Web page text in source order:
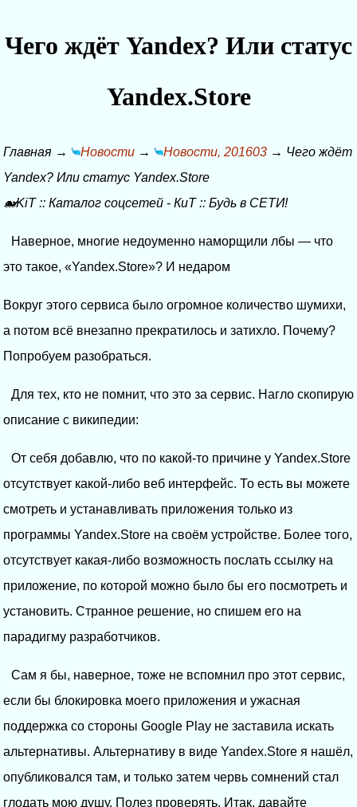
Чего ждёт Yandex? Или статус
Yandex.Store
Главная → Новости → Новости, 201603 → Чего ждёт
Yandex? Или статус Yandex.Store
🐋KiT:: Каталог соцсетей - КиТ:: Будь в СЕТИ!
Наверное, многие недоуменно наморщили лбы — что
это такое, «Yandex.Store»? И недаром
Вокруг этого сервиса было огромное количество шумихи,
а потом всё внезапно прекратилось и затихло. Почему?
Попробуем разобраться.
Для тех, кто не помнит, что это за сервис. Нагло скопирую
описание с википедии:
От себя добавлю, что по какой-то причине у Yandex.Store
отсутствует какой-либо веб интерфейс. То есть вы можете
смотреть и устанавливать приложения только из
программы Yandex.Store на своём устройстве. Более того,
отсутствует какая-либо возможность послать ссылку на
приложение, по которой можно было бы его посмотреть и
установить. Странное решение, но спишем его на
парадигму разработчиков.
Сам я бы, наверное, тоже не вспомнил про этот сервис,
если бы блокировка моего приложения и ужасная
поддержка со стороны Google Play не заставила искать
альтернативы. Альтернативу в виде Yandex.Store я нашёл,
опубликовался там, и только затем червь сомнений стал
глодать мою душу. Полез проверять. Итак, давайте